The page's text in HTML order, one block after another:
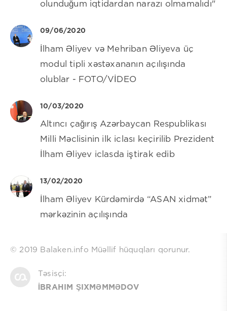
olunduğum iqtidardan narazı olmamalıdı"
09/06/2020
İlham Əliyev və Mehriban Əliyeva üç
modul tipli xəstəxananın açılışında
olublar - FOTO/VİDEO
10/03/2020
Altıncı çağırış Azərbaycan Respublikası
Milli Məclisinin ilk iclası keçirilib Prezident
İlham Əliyev iclasda iştirak edib
13/02/2020
İlham Əliyev Kürdəmirdə “ASAN xidmət”
mərkəzinin açılışında
© 2019 Balaken.info Müəllif hüquqları qorunur.
Təsisçi:
İBRAHIM ŞIXMƏMMƏDOV